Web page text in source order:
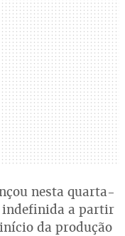
nesta quarta-
indefinida a partir
da produção